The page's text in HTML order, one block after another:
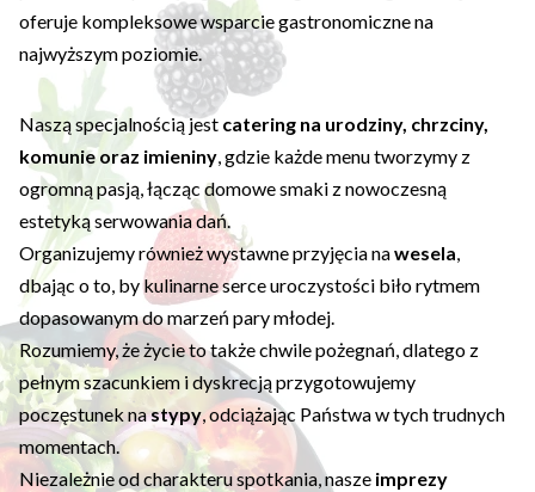
oferuje kompleksowe wsparcie gastronomiczne na
najwyższym poziomie.
Naszą specjalnością jest catering na urodziny, chrzciny,
komunie oraz imieniny, gdzie każde menu tworzymy z
ogromną pasją, łącząc domowe smaki z nowoczesną
estetyką serwowania dań.
Organizujemy również wystawne przyjęcia nawesela,
dbając o to, by kulinarne serce uroczystości biło rytmem
dopasowanym do marzeń pary młodej.
Rozumiemy, że życie to także chwile pożegnań, dlatego z
pełnym szacunkiem i dyskrecją przygotowujemy
poczęstunek nastypy, odciążając Państwa w tych trudnych
momentach.
Niezależnie od charakteru spotkania, nasze imprezy